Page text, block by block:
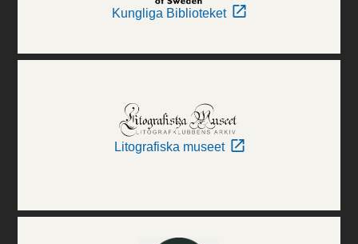
Kungliga Biblioteket
Litografiska museet